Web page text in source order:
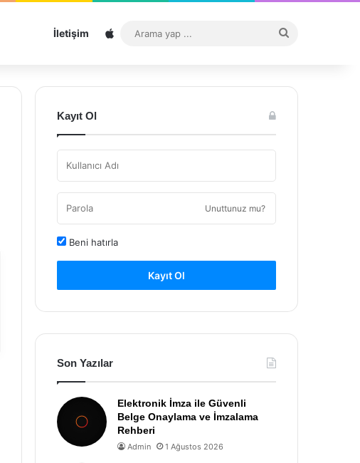
İletişim Sitemap
...
Kayıt Ol
Unuttunuz mu?
Beni hatırla
Kayıt Ol
Son Yazılar
Elektronik İmza ile Güvenli
Belge Onaylama ve İmzalama
Rehberi
Admin 1 Ağustos 2026